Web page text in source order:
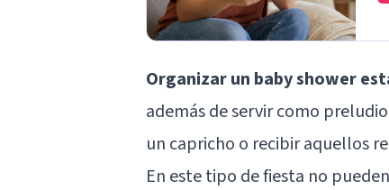
Organizar un baby shower
además de servir como
un capricho o recibir aquellos
En este tipo de fiesta no